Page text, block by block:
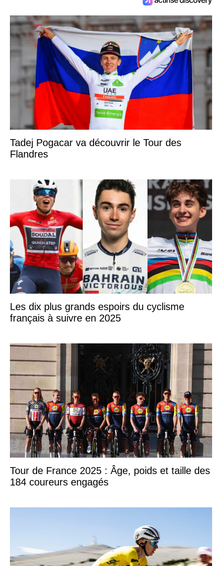
Tadej Pogacar va découvrir le Tour des
Flandres
Les dix plus grands espoirs du cyclisme
français à suivre en 2025
Tour de France 2025 : Âge, poids et taille des
184 coureurs engagés